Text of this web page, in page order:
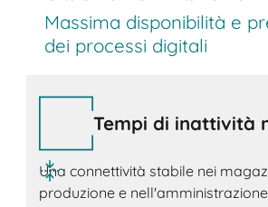
Massima disponibilità e
dei processi digitali
Tempi di inattività
Una connettività stabile nei
produzione e